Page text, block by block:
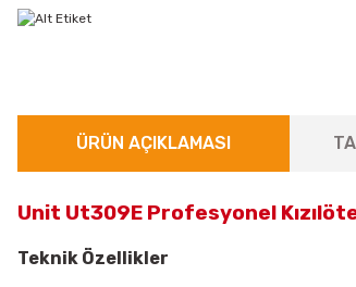
ÜRÜN AÇIKLAMASI
Unit Ut309E Profesyonel
Teknik Özellikler